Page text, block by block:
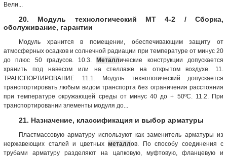
Вели...
20. Модуль технологический МТ 4-2 / Сборка,
обслуживание, гарантии
Модуль хранится в помещении, обеспечивающим защиту от
атмосферных осадков и солнечной радиации при температуре от минус 20
до плюс 50 градусов. 10.3.Металлические конструкции допускается
хранить под навесом или на стеллаже на открытом воздухе. 11.
ТРАНСПОРТИРОВАНИЕ 11.1. Модуль технологический допускается
транспортировать любым видом транспорта без ограничения расстояния
при температуре окружающей среды от минус 40 до + 50ºС. 11.2. При
транспортировании элементы модуля до...
21. Назначение, классификация и выбор арматуры
Пластмассовую арматуру используют как заменитель арматуры из
нержавеющих сталей и цветных металлов. По способу соединения с
трубами арматуру разделяют на цапковую, муфтовую, фланцевую и